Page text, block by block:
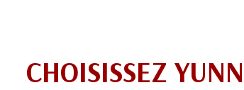
CHOISISSEZ